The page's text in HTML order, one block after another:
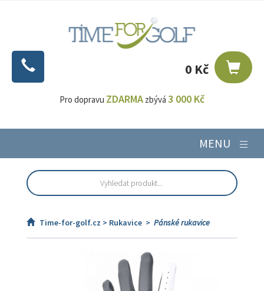
0 Kč
Pro dopravu ZDARMA zbývá 3 000 Kč
MENU
Time-for-golf.cz > Rukavice > Pánské rukavice